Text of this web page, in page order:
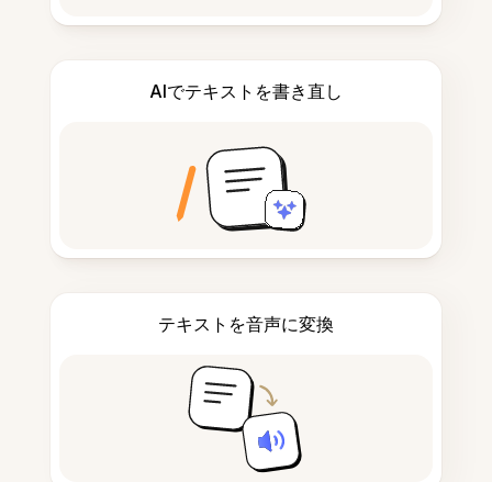
AIでテキストを書き直し
テキストを音声に変換